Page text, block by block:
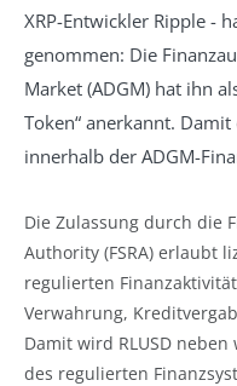
XRP-Entwickler Ripple -
genommen: Die
Market (ADGM) hat ihn
Token“ anerkannt.
innerhalb der ADGM-
Die Zulassung durch die
Authority (FSRA) erlaubt
regulierten
Verwahrung,
Damit wird RLUSD
des regulierten